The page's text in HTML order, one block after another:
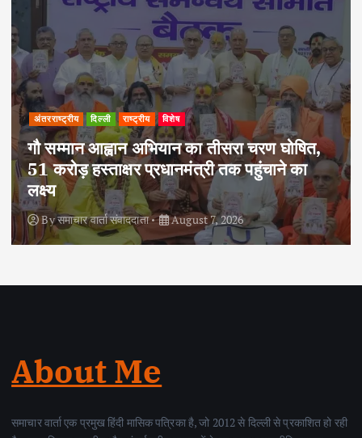
अपराध दिल्ली राष्ट्रीय
दोहरे हत्याकांड का वांछित आरोपी क्राइम ब्रांच के
हत्थे चढ़ा, नौ आपराधिक मामलों में रहा है शामिल
Byसमाचार वार्ता संवाददाता August 6, 2026
About Me
समाचार वार्ता एक प्रमुख हिंदी मासिक पत्रिका है, जो 2012 से दिल्ली से प्रकाशित हो रही